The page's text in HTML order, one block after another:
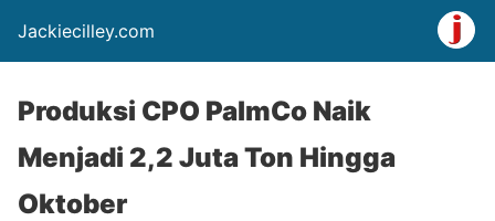
Jackiecilley.com
Produksi CPO PalmCo Naik
Menjadi 2,2 Juta Ton Hingga
Oktober